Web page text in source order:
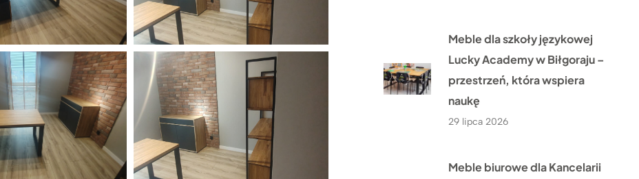
Meble dla szkoły językowej
Lucky Academy w Biłgoraju –
przestrzeń, która wspiera
naukę
29 lipca 2026
Meble biurowe dla Kancelarii